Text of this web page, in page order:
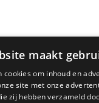
maakt
cookies om inhoud en
site met onze
zij hebben verzameld